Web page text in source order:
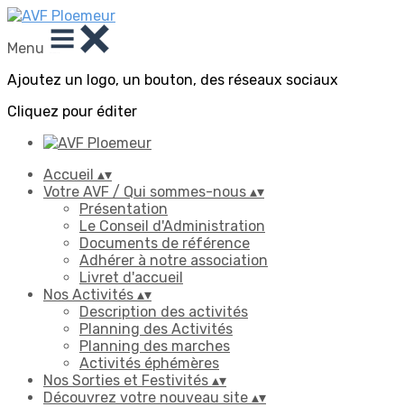
Menu
Ajoutez un logo, un bouton, des réseaux sociaux
Cliquez pour éditer
Accueil ▴▾
Votre AVF / Qui sommes-nous ▴▾
Présentation
Le Conseil d'Administration
Documents de référence
Adhérer à notre association
Livret d'accueil
Nos Activités ▴▾
Description des activités
Planning des Activités
Planning des marches
Activités éphémères
Nos Sorties et Festivités ▴▾
Découvrez votre nouveau site ▴▾